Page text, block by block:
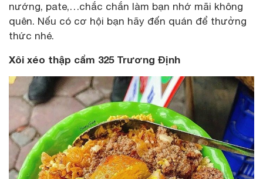
nướng, pate,…chắc chắn làm bạn nhớ mãi không
quên. Nếu có cơ hội bạn hãy đến quán để thưởng
thức nhé.
Xôi xéo thập cẩm 325 Trương Định